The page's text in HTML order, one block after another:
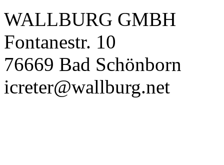
WALLBURG GMBH
Fontanestr. 10
76669 Bad Schönborn
icreter@wallburg.net